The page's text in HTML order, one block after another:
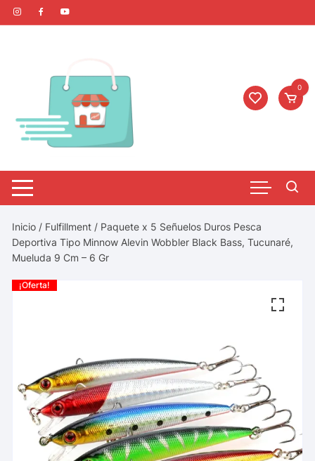
0
Inicio / Fulfillment / Paquete x 5 Señuelos Duros Pesca
Deportiva Tipo Minnow Alevin Wobbler Black Bass, Tucunaré,
Mueluda 9 Cm – 6 Gr
¡Oferta!